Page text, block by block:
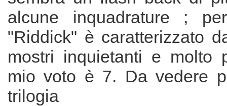
alcune inquadrature ;
"Riddick" è caratterizzato
mostri inquietanti e molto
mio voto è 7. Da vedere
trilogia